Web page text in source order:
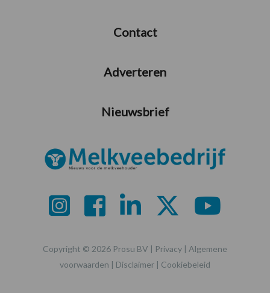
Contact
Adverteren
Nieuwsbrief
Copyright © 2026 Prosu BV | Privacy | Algemene
voorwaarden | Disclaimer | Cookiebeleid